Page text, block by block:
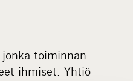
toiminnan
ihmiset. Yhtiö